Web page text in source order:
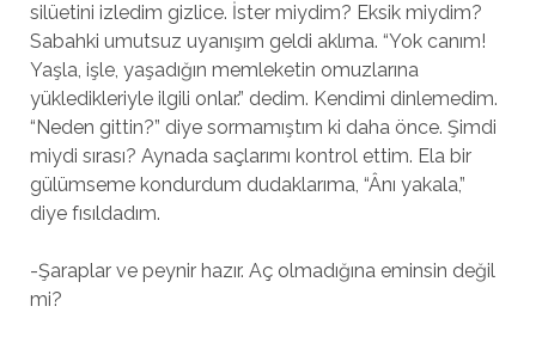
silüetini izledim gizlice. İster miydim? Eksik miydim?
Sabahki umutsuz uyanışım geldi aklıma. “Yok canım!
Yaşla, işle, yaşadığın memleketin omuzlarına
yükledikleriyle ilgili onlar.” dedim. Kendimi dinlemedim.
“Neden gittin?” diye sormamıştım ki daha önce. Şimdi
miydi sırası? Aynada saçlarımı kontrol ettim. Ela bir
gülümseme kondurdum dudaklarıma, “Ânı yakala,”
diye fısıldadım.
-Şaraplar ve peynir hazır. Aç olmadığına eminsin değil
mi?